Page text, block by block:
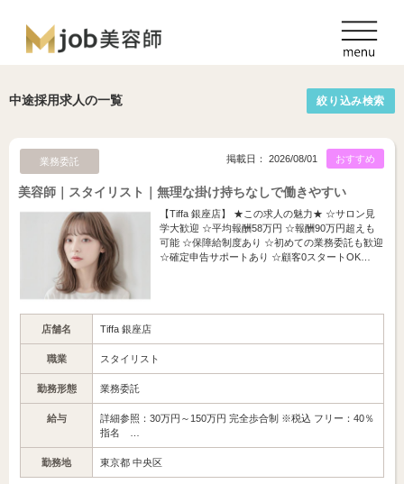
中途採用求人の一覧 絞り込み検索
業務委託 おすすめ
掲載日： 2026/08/01
美容師｜スタイリスト｜無理な掛け持ちなしで働きやすい
【Tiffa 銀座店】 ★この求人の魅力★ ☆サロン見
学大歓迎 ☆平均報酬58万円 ☆報酬90万円超えも
可能 ☆保障給制度あり ☆初めての業務委託も歓迎
☆確定申告サポートあり ☆顧客0スタートOK…
店舗名 Tiffa 銀座店
職業 スタイリスト
勤務形態 業務委託
給与
詳細参照：30万円～150万円 完全歩合制 ※税込 フリー：40％
指名 …
勤務地 東京都 中央区